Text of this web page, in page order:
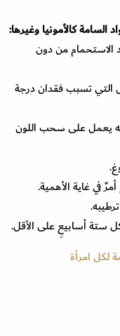
السامة كالأمونيا وغيرها:
من دون
التي تسبب فقدان درجة
يعمل على سحب اللون
لكل امرأة